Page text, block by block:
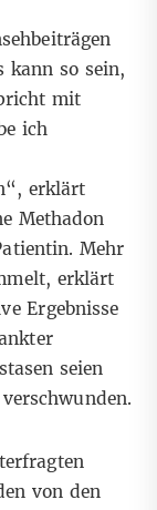
kann so sein,
mit
ich
erklärt
Methadon
Mehr
erklärt
Ergebnisse
seien
von den